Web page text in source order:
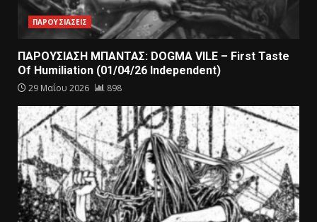
ΠΑΡΟΥΣΙΑΣΕΙΣ
ΠΑΡΟΥΣΙΑΣΗ ΜΠΑΝΤΑΣ: DOGMA VILE – First Taste
Of Humiliation (01/04/26 Independent)
29 Μαΐου 2026 898